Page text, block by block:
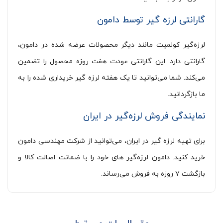
گارانتی لرزه گیر توسط دامون
لرزه‌گیر کولمیت مانند دیگر محصولات عرضه شده در دامون،
گارانتی دارد. این گارانتی عودت هفت روزه محصول را تضمین
می‌کند. شما می‌توانید تا یک هفته لرزه گیر خریداری شده را به
ما بازگردانید.
نمایندگی فروش لرزه‌گیر در ایران
برای تهیه لرزه گیر در ایران، می‌توانید از شرکت مهندسی دامون
خرید کنید. دامون لرزه‌گیر های خود را با ضمانت اصالت کالا و
بازگشت ۷ روزه به فروش می‌رساند.